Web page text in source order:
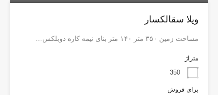
ویلا سقالکسار
مساحت زمین ۳۵۰ متر ۱۴۰ متر بنای نیمه کاره دوبلکس…
متراژ
350
برای فروش